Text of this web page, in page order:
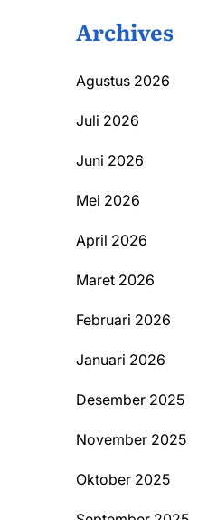
Archives
Agustus 2026
Juli 2026
Juni 2026
Mei 2026
April 2026
Maret 2026
Februari 2026
Januari 2026
Desember 2025
November 2025
Oktober 2025